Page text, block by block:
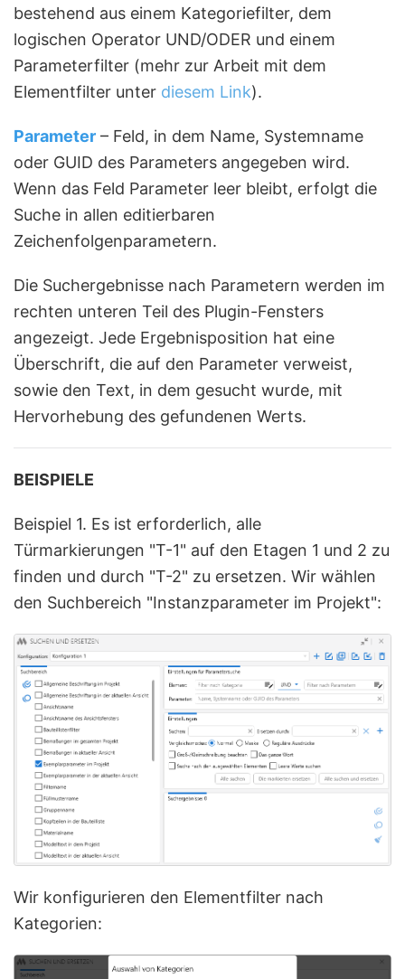
bestehend aus einem Kategoriefilter, dem
logischen Operator UND/ODER und einem
Parameterfilter (mehr zur Arbeit mit dem
Elementfilter unter diesem Link).
Parameter – Feld, in dem Name, Systemname
oder GUID des Parameters angegeben wird.
Wenn das Feld Parameter leer bleibt, erfolgt die
Suche in allen editierbaren
Zeichenfolgenparametern.
Die Suchergebnisse nach Parametern werden im
rechten unteren Teil des Plugin-Fensters
angezeigt. Jede Ergebnisposition hat eine
Überschrift, die auf den Parameter verweist,
sowie den Text, in dem gesucht wurde, mit
Hervorhebung des gefundenen Werts.
BEISPIELE
Beispiel 1. Es ist erforderlich, alle
Türmarkierungen "T-1" auf den Etagen 1 und 2 zu
finden und durch "T-2" zu ersetzen. Wir wählen
den Suchbereich "Instanzparameter im Projekt":
Wir konfigurieren den Elementfilter nach
Kategorien: